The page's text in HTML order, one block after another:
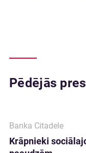
Pēdējās
Banka Citadele
Krāpnieki